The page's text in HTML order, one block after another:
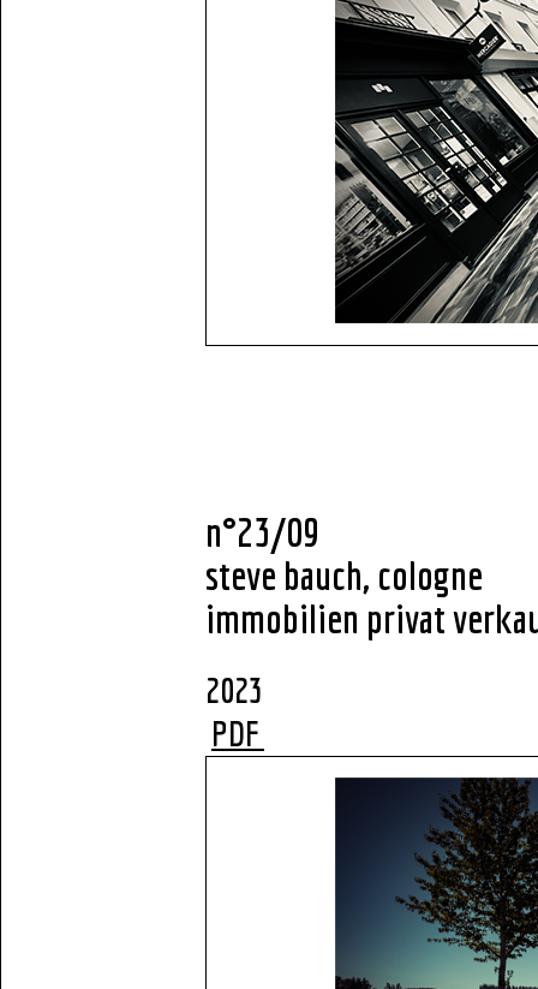
n°23/09
steve bauch, cologne
immobilien privat
PDF